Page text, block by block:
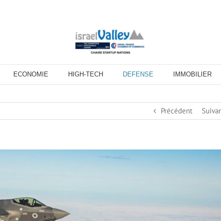
ECONOMIE HIGH-TECH DEFENSE IMMOBILIER
Précédent